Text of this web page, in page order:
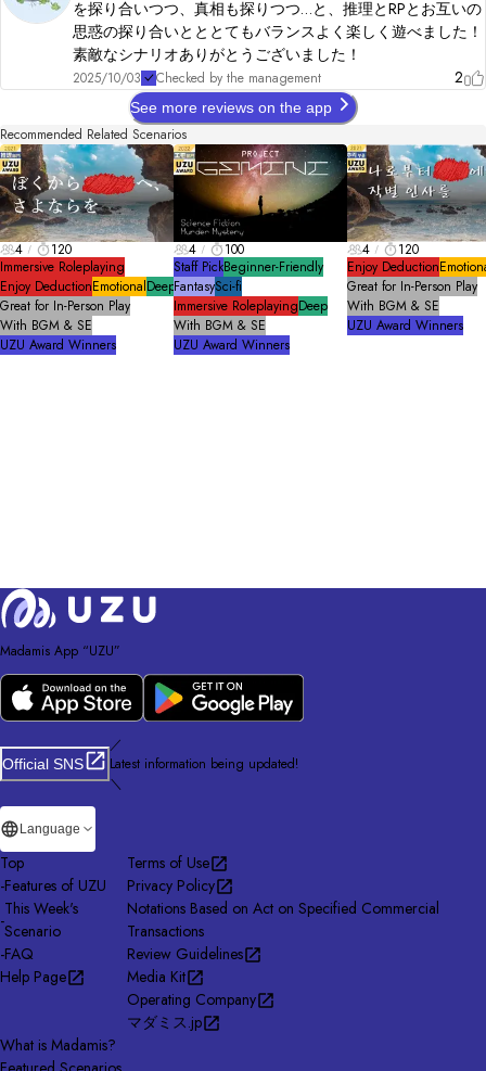
を探り合いつつ、真相も探りつつ…と、推理とRPとお互いの
思惑の探り合いとととてもバランスよく楽しく遊べました！
素敵なシナリオありがとうございました！
2025/10/03 Checked by the management 2
See more reviews on the app
Recommended Related Scenarios
4
120
Immersive Roleplaying
Enjoy DeductionEmotionalDeep
Great for In-Person Play
With BGM & SE
UZU Award Winners
4
100
Staff PickBeginner-Friendly
FantasySci-fi
Immersive RoleplayingDeep
With BGM & SE
UZU Award Winners
4
120
Enjoy Deduction
Great for In-Person Play
With BGM & SE
UZU Award Winners
Madamis App “UZU”
Official SNS
／
Latest information being updated!
＼
Language
Top
-Features of UZU
-
This Week's
Scenario
-FAQ
Help Page
Terms of Use
Privacy Policy
Notations Based on Act on Specified Commercial
Transactions
Review Guidelines
Media Kit
Operating Company
マダミス.jp
What is Madamis?